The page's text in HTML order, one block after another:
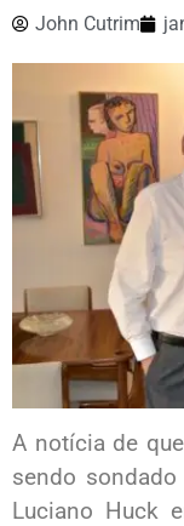
John Cutrim
A notícia de
sendo
Luciano Huck